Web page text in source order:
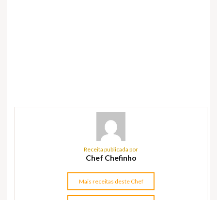
Receita publicada por
Chef Chefinho
Mais receitas deste Chef